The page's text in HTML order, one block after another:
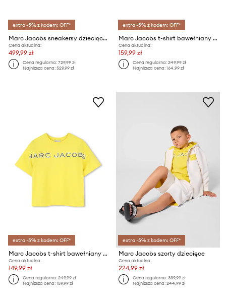
extra -5% z kodem: OFF*
Marc Jacobs sneakersy dziecięce
Cena aktualna:
499,99 zł
Cena regularna:729,99 zł
Najniższa cena:529,99 zł
extra -5% z kodem: OFF*
Marc Jacobs t-shirt bawełniany dziecięcy
Cena aktualna:
159,99 zł
Cena regularna:249,99 zł
Najniższa cena:164,99 zł
extra -5% z kodem: OFF*
Marc Jacobs t-shirt bawełniany dziecięcy
Cena aktualna:
149,99 zł
Cena regularna:249,99 zł
Najniższa cena:159,99 zł
extra -5% z kodem: OFF*
Marc Jacobs szorty dziecięce
Cena aktualna:
224,99 zł
Cena regularna:339,99 zł
Najniższa cena:244,99 zł